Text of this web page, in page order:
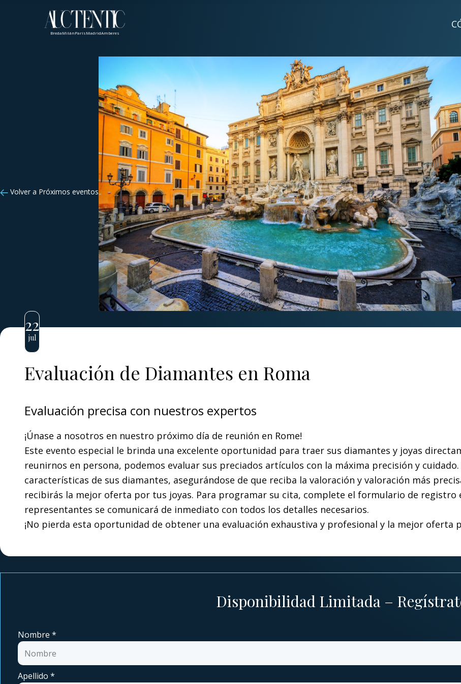
BredaMilánParísMadridAmberes
Volver a Próximos eventos
22
jul
Evaluación de Diamantes en Roma
Evaluación precisa con nuestros expertos
¡Únase a nosotros en nuestro próximo día de reunión en Rome!
Este evento especial le brinda una excelente oportunidad para traer sus diamantes y joyas
reunirnos en persona, podemos evaluar sus preciados artículos con la máxima precisión y
características de sus diamantes, asegurándose de que reciba la valoración y valoración más
recibirás la mejor oferta por tus joyas. Para programar su cita, complete el formulario de registro
representantes se comunicará de inmediato con todos los detalles necesarios.
¡No pierda esta oportunidad de obtener una evaluación exhaustiva y profesional y la mejor oferta
Disponibilidad Limitada –
Nombre *
Apellido *